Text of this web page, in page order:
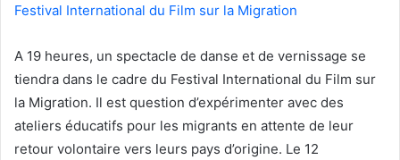
Festival International du Film sur la Migration
A 19 heures, un spectacle de danse et de vernissage se
tiendra dans le cadre du Festival International du Film sur
la Migration. Il est question d’expérimenter avec des
ateliers éducatifs pour les migrants en attente de leur
retour volontaire vers leurs pays d’origine. Le 12